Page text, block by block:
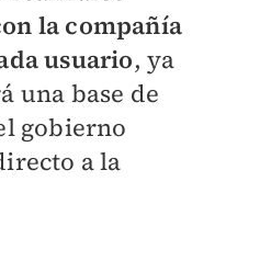
la compañía
usuario, ya
una base de
gobierno
a la